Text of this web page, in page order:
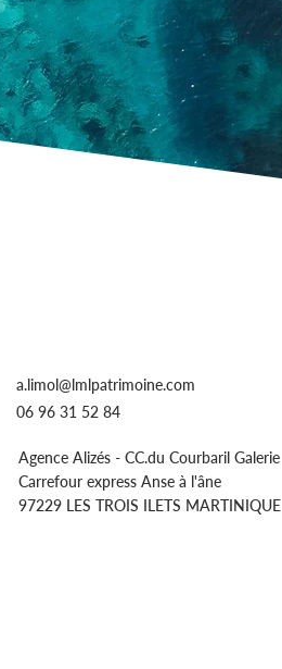
a.limol@lmlpatrimoine.com
06 96 31 52 84
Agence Alizés - CC.du Courbaril Galerie
Carrefour express Anse à l'âne
97229 LES TROIS ILETS MARTINIQUE